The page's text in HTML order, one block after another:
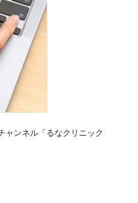
ンネル「るなクリニック